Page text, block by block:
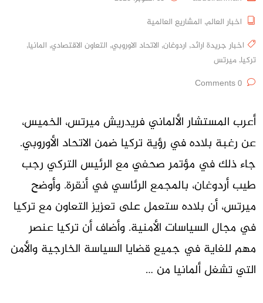
اخبار العالم, المشاريع العالمية
اخبار جريدة ارائد, اردوغان, الاتحاد الاوروبي, التعاون الاقتصادي, المانيا,
تركيا, ميرتس
أعرب المستشار الألماني فريدريش ميرتس، الخميس،
عن رغبة بلاده في رؤية تركيا ضمن الاتحاد الأوروبي.
جاء ذلك في مؤتمر صحفي مع الرئيس التركي رجب
طيب أردوغان، بالمجمع الرئاسي في أنقرة. وأوضح
ميرتس، أن بلاده ستعمل على تعزيز التعاون مع تركيا
في مجال السياسات الأمنية. وأضاف أن تركيا عنصر
مهم للغاية في جميع قضايا السياسة الخارجية والأمن
التي تشغل ألمانيا من …